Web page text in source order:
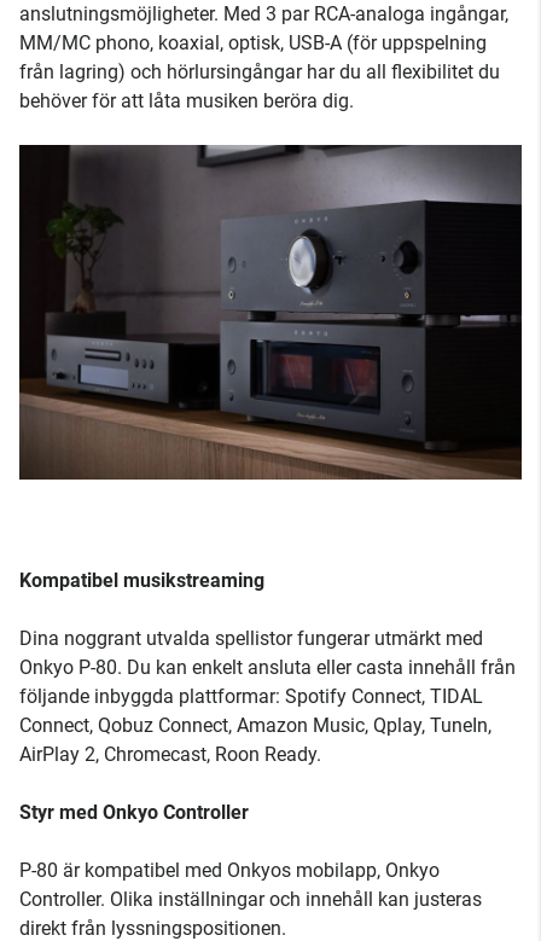
anslutningsmöjligheter. Med 3 par RCA-analoga ingångar,
MM/MC phono, koaxial, optisk, USB-A (för uppspelning
från lagring) och hörlursingångar har du all flexibilitet du
behöver för att låta musiken beröra dig.
Kompatibel musikstreaming
Dina noggrant utvalda spellistor fungerar utmärkt med
Onkyo P-80. Du kan enkelt ansluta eller casta innehåll från
följande inbyggda plattformar: Spotify Connect, TIDAL
Connect, Qobuz Connect, Amazon Music, Qplay, TuneIn,
AirPlay 2, Chromecast, Roon Ready.
Styr med Onkyo Controller
P-80 är kompatibel med Onkyos mobilapp, Onkyo
Controller. Olika inställningar och innehåll kan justeras
direkt från lyssningspositionen.